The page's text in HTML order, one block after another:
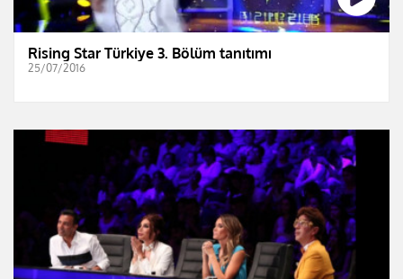
Rising Star Türkiye 3. Bölüm tanıtımı
25/07/2016